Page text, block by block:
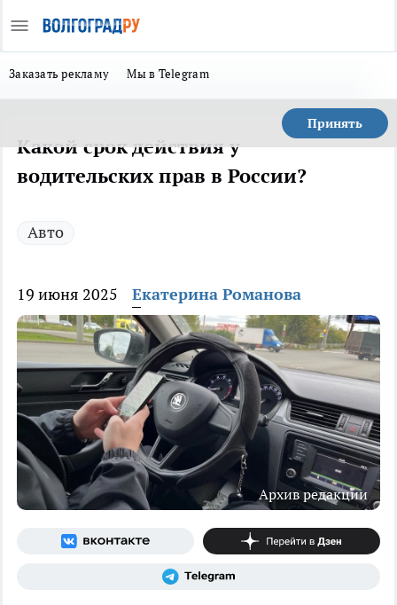
Заказать рекламу Мы в Telegram
Принять
Какой срок действия у
водительских прав в России?
Авто
19 июня 2025 Екатерина Романова
Архив редакции